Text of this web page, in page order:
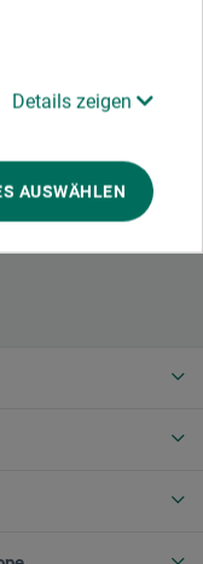
Details zeigen
AUSWÄHLEN